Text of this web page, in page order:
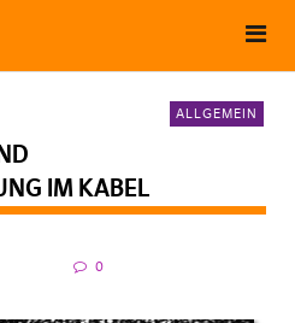
ALLGEMEIN
IM KABEL
0